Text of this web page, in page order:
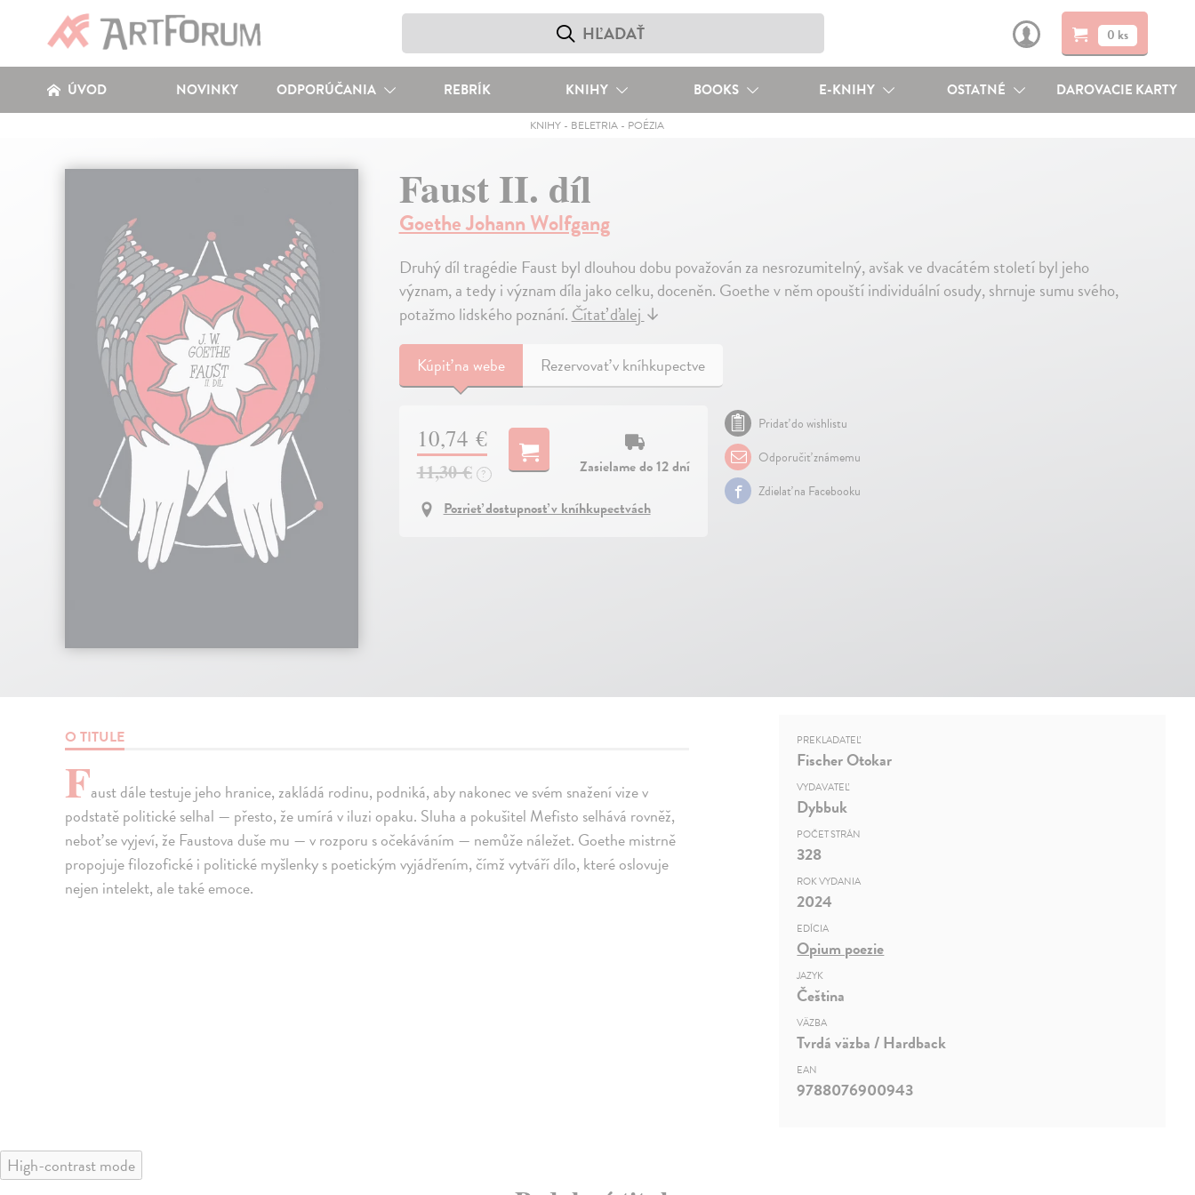
0 ks
ÚVOD NOVINKY ODPORÚČANIA REBRÍK KNIHY BOOKS E-KNIHY OSTATNÉ DAROVACIE KARTY
KNIHY - BELETRIA - POÉZIA
Faust II. díl
Goethe Johann Wolfgang
Druhý díl tragédie Faust byl dlouhou dobu považován za nesrozumitelný, avšak ve dvacátém století byl jeho
význam, a tedy i význam díla jako celku, doceněn. Goethe v něm opouští individuální osudy, shrnuje sumu svého,
potažmo lidského poznání.Čítať ďalej↓
Kúpiťna webe Rezervovať v kníhkupectve
10,74 €
11,30 € ?
Zasielame do 12 dní
Pozrieť dostupnosť v kníhkupectvách
Pridať do wishlistu
Odporučiť známemu
Zdielať na Facebooku
O TITULE
Faust dále testuje jeho hranice, zakládá rodinu, podniká, aby nakonec ve svém snažení vize v
podstatě politické selhal — přesto, že umírá v iluzi opaku. Sluha a pokušitel Mefisto selhává rovněž,
neboť se vyjeví, že Faustova duše mu — v rozporu s očekáváním — nemůže náležet. Goethe mistrně
propojuje filozofické i politické myšlenky s poetickým vyjádřením, čímž vytváří dílo, které oslovuje
nejen intelekt, ale také emoce.
PREKLADATEĽ
Fischer Otokar
VYDAVATEĽ
Dybbuk
POČET STRÁN
328
ROK VYDANIA
2024
EDÍCIA
Opium poezie
JAZYK
Čeština
VÄZBA
Tvrdá väzba / Hardback
EAN
9788076900943
High-contrast mode